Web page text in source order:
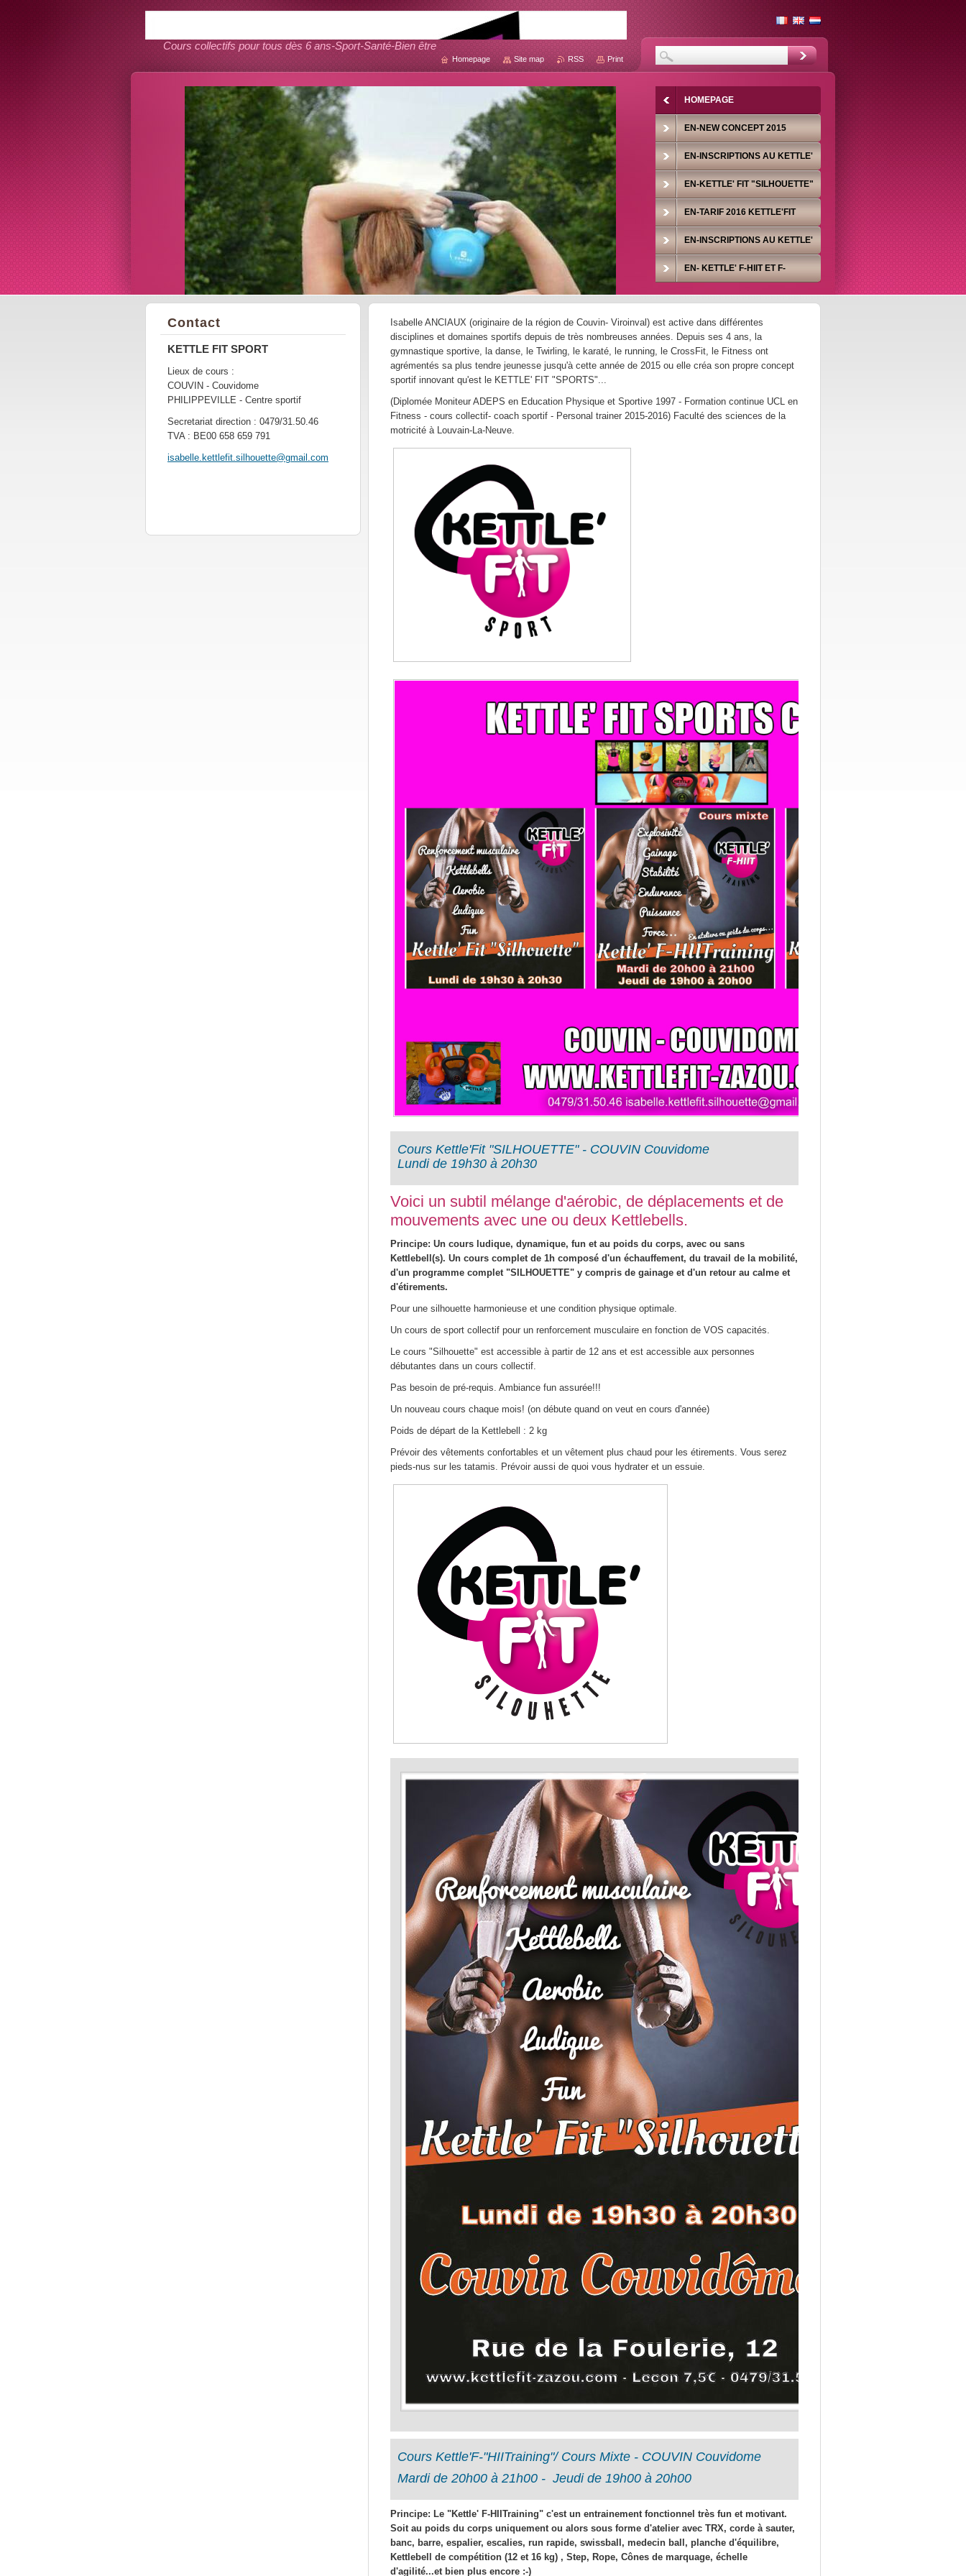
Cours collectifs pour tous dès 6 ans-Sport-Santé-Bien être
Isabelle ANCIAUX (originaire de la région de Couvin- Viroinval) est active dans différentes
disciplines et domaines sportifs depuis de très nombreuses années. Depuis ses 4 ans, la
gymnastique sportive, la danse, le Twirling, le karaté, le running, le CrossFit, le Fitness ont
agrémentés sa plus tendre jeunesse jusqu'à cette année de 2015 ou elle créa son propre concept
sportif innovant qu'est le KETTLE' FIT "SPORTS"...
(Diplomée Moniteur ADEPS en Education Physique et Sportive 1997 - Formation continue UCL en
Fitness - cours collectif- coach sportif - Personal trainer 2015-2016) Faculté des sciences de la
motricité à Louvain-La-Neuve.
Cours Kettle'Fit "SILHOUETTE" - COUVIN Couvidome
Lundi de 19h30 à 20h30
Voici un subtil mélange d'aérobic, de déplacements et de
mouvements avec une ou deux Kettlebells.
Principe: Un cours ludique, dynamique, fun et au poids du corps, avec ou sans
Kettlebell(s). Un cours complet de 1h composé d'un échauffement, du travail de la mobilité,
d'un programme complet "SILHOUETTE" y compris de gainage et d'un retour au calme et
d'étirements.
Pour une silhouette harmonieuse et une condition physique optimale.
Un cours de sport collectif pour un renforcement musculaire en fonction de VOS capacités.
Le cours "Silhouette" est accessible à partir de 12 ans et est accessible aux personnes
débutantes dans un cours collectif.
Pas besoin de pré-requis. Ambiance fun assurée!!!
Un nouveau cours chaque mois! (on débute quand on veut en cours d'année)
Poids de départ de la Kettlebell : 2 kg
Prévoir des vêtements confortables et un vêtement plus chaud pour les étirements. Vous serez
pieds-nus sur les tatamis. Prévoir aussi de quoi vous hydrater et un essuie.
Cours Kettle'F-"HIITraining"/ Cours Mixte - COUVIN Couvidome
Mardi de 20h00 à 21h00 - Jeudi de 19h00 à 20h00
Principe: Le "Kettle' F-HIITraining" c'est un entrainement fonctionnel très fun et motivant.
Soit au poids du corps uniquement ou alors sous forme d'atelier avec TRX, corde à sauter,
banc, barre, espalier, escalies, run rapide, swissball, medecin ball, planche d'équilibre,
Kettlebell de compétition (12 et 16 kg) , Step, Rope, Cônes de marquage, échelle
d'agilité...et bien plus encore :-)
Contact
KETTLE FIT SPORT
Lieux de cours :
COUVIN - Couvidome
PHILIPPEVILLE - Centre sportif
Secretariat direction : 0479/31.50.46
TVA : BE00 658 659 791
isabelle.kettlefit.silhouette@gmail.com
HOMEPAGE
EN-NEW CONCEPT 2015
EN-INSCRIPTIONS AU KETTLE'
FIT SILHOUETTE- CONTACT
EN-KETTLE' FIT "SILHOUETTE"
EN-TARIF 2016 KETTLE'FIT
SILHOUETTE
EN-INSCRIPTIONS AU KETTLE'
F-HIITRAINING ET F-HIIT MAXI
EN- KETTLE' F-HIIT ET F-
HIITRAINING
Homepage Site map RSS Print